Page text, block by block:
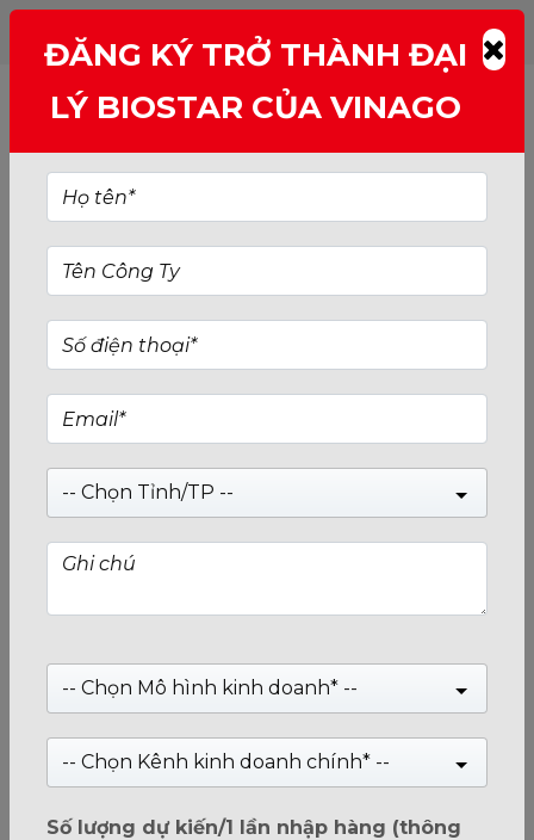
TIN TỨC
31/12/2025
MSI thêm ép xung BCLK tự động cho X870 MAX, tăng tối
MSI ra mắt tính năng ép xung tự động “one-click” trên bo
mạch chủ B850 và X870 MAX, can thiệp BCLK, PBO và
9800X3D.
ĐĂNG KÝ TRỞ THÀNH ĐẠI
LÝ BIOSTAR CỦA VINAGO
-- Chọn Tỉnh/TP --
-- Chọn Mô hình kinh doanh* --
-- Chọn Kênh kinh doanh chính* --
Số lượng dự kiến/1 lần nhập hàng (thông